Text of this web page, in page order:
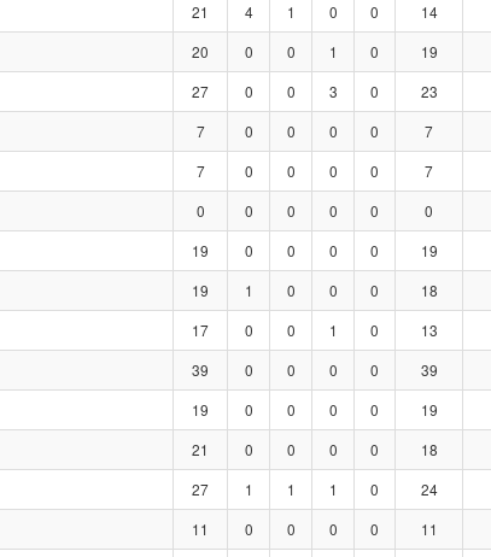
21 4 1 0 0 14
20 0 0 1 0 19
27 0 0 3 0 23
7 0 0 0 0 7
7 0 0 0 0 7
0 0 0 0 0 0
19 0 0 0 0 19
19 1 0 0 0 18
17 0 0 1 0 13
39 0 0 0 0 39
19 0 0 0 0 19
21 0 0 0 0 18
27 1 1 1 0 24
11 0 0 0 0 11